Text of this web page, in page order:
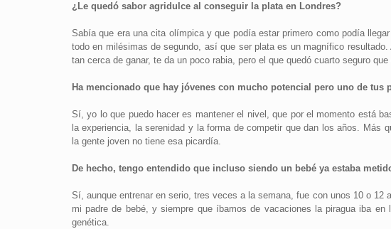
¿Le quedó sabor agridulce al conseguir la plata en Londres?
Sabía que era una cita olímpica y que podía estar primero como podía
todo en milésimas de segundo, así que ser plata es un magnífico
tan cerca de ganar, te da un poco rabia, pero el que quedó cuarto seguro
Ha mencionado que hay jóvenes con mucho potencial pero uno de tus
Sí, yo lo que puedo hacer es mantener el nivel, que por el momento está
la experiencia, la serenidad y la forma de competir que dan los años. Más
la gente joven no tiene esa picardía.
De hecho, tengo entendido que incluso siendo un bebé ya estaba
Sí, aunque entrenar en serio, tres veces a la semana, fue con unos 10 o 12
mi padre de bebé, y siempre que íbamos de vacaciones la piragua iba
genética.